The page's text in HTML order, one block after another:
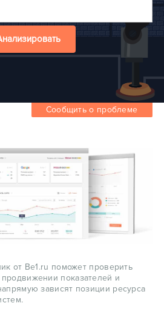
Сообщить о проблеме
от Be1.ru поможет проверить
показателей и
зависят позиции ресурса